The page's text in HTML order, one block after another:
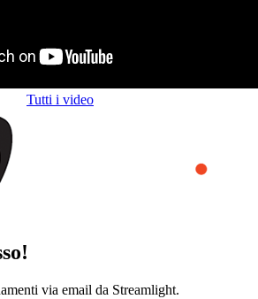
Tutti i video
via email da Streamlight.